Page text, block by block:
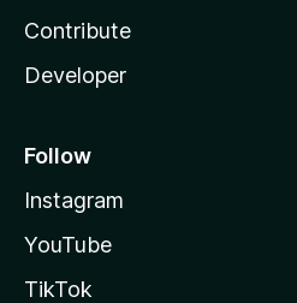
Contribute
Developer
Follow
Instagram
YouTube
TikTok